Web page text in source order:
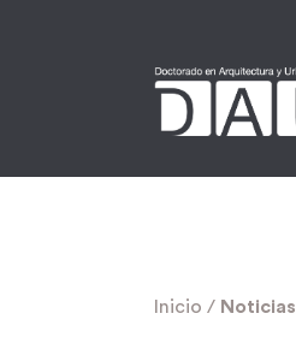
Inicio / Noticias